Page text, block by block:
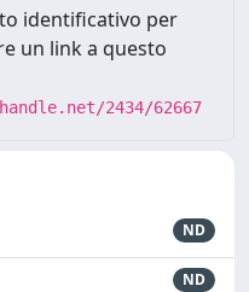
identificativo per
un link a questo
2434/62667
ND
ND